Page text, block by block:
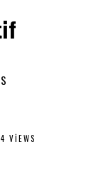
VIEWS